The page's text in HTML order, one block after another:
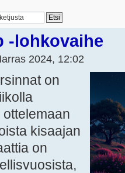
-lohkovaihe
2024, 12:02
on
kisaajan
on